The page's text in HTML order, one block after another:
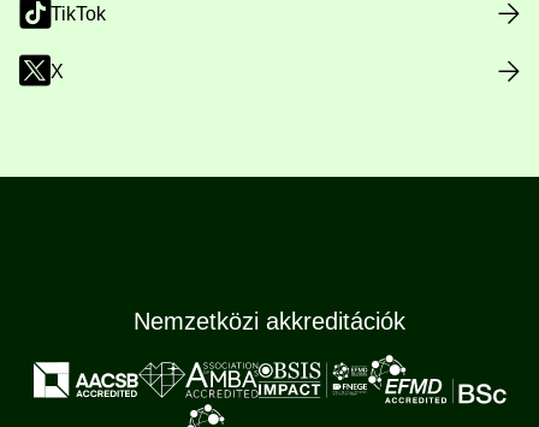
TikTok
X
Nemzetközi akkreditációk